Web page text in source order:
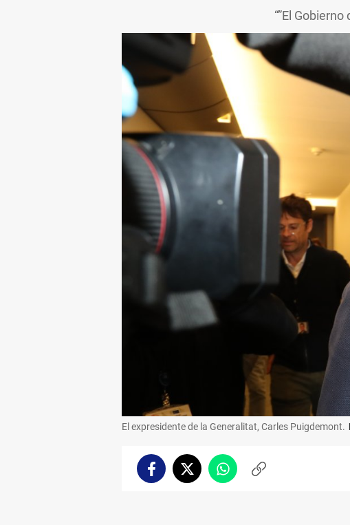
“”El
El expresidente de la Generalitat, Carles Puigdemont.
FacebookTwitterWhatsappCopiar